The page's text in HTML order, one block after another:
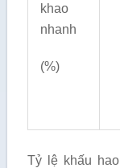
khao
nhanh
(%)
Tỷ lệ khấu